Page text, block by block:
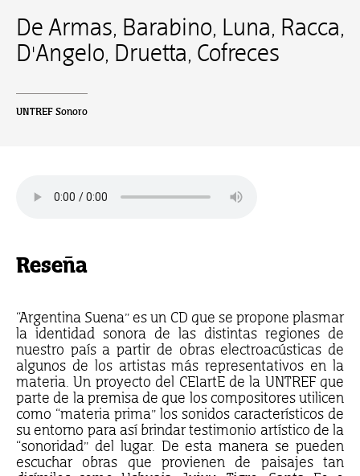
De Armas, Barabino, Luna, Racca,
D'Angelo, Druetta, Cofreces
UNTREF Sonoro
Reseña
“Argentina Suena” es un CD que se propone plasmar
la identidad sonora de las distintas regiones de
nuestro país a partir de obras electroacústicas de
algunos de los artistas más representativos en la
materia. Un proyecto del CEIartE de la UNTREF que
parte de la premisa de que los compositores utilicen
como “materia prima” los sonidos característicos de
su entorno para así brindar testimonio artístico de la
“sonoridad” del lugar. De esta manera se pueden
escuchar obras que provienen de paisajes tan